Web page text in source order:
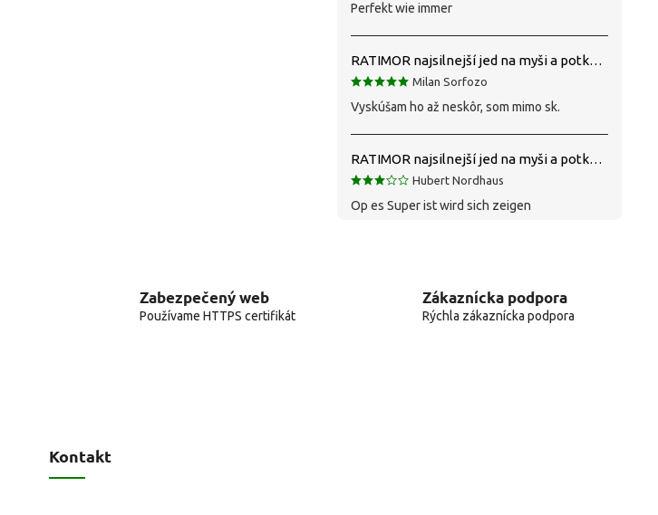
Perfekt wie immer
RATIMOR najsilnejší jed na myši a potkany
Milan Sorfozo
Vyskúšam ho až neskôr, som mimo sk.
RATIMOR najsilnejší jed na myši a potkany
Hubert Nordhaus
Op es Super ist wird sich zeigen
Zabezpečený web
Používame HTTPS certifikát
Zákaznícka podpora
Rýchla zákaznícka podpora
Kontakt